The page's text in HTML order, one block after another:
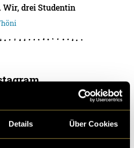
Details Über Cookies
Wir, drei Studentin
kannst du uns auch auf Insta
wartet nebst Anti-Kater-Tip
zum Durchgucken.�
,Lisa SpagnolettiundNina